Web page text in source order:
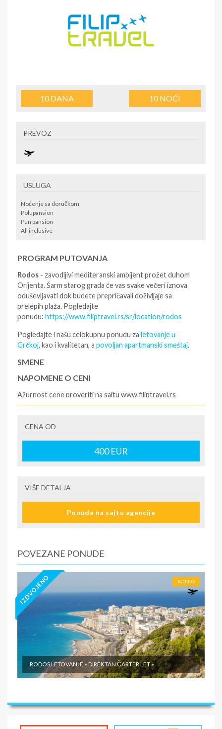
10DANA 10NOĆI
PREVOZ
USLUGA
Noćenje sa doručkom
Polupansion
Pun pansion
All inclusive
PROGRAM PUTOVANJA
Rodos - zavodljivi mediteranski ambijent prožet duhom
Orijenta. Šarm starog grada će vas svake večeri iznova
oduševljavati dok budete prepričavali doživljaje sa
prelepih plaža. Pogledajte
ponudu: https://www.filiptravel.rs/sr/location/rodos
Pogledajte i našu celokupnu ponudu za letovanje u
Grčkoj, kao i kvalitetan, a povoljan apartmanski smeštaj.
SMENE
NAPOMENE O CENI
Ažurnost cene proveriti na sajtu www.filiptravel.rs
U CENU NIJE UKLJUČENO
CENA OD
400EUR
VIŠE DETALJA
Ponuda na sajtu agencije
POVEZANE PONUDE
IZDVOJENO RODOS
RODOS LETOVANJE » DIREKTAN ČARTER LET »